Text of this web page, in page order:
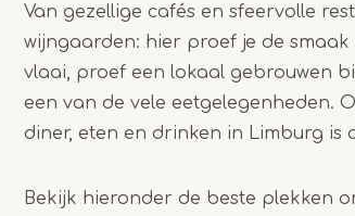
Van gezellige cafés en sfeervolle
wijngaarden: hier proef je de
vlaai, proef een lokaal gebrouwen
een van de vele eetgelegenheden.
diner, eten en drinken in Limburg is
Bekijk hieronder de beste plekken